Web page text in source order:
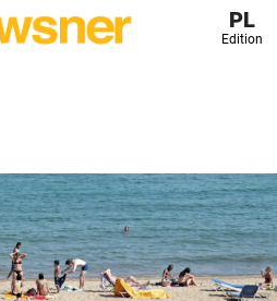
PL
Edition